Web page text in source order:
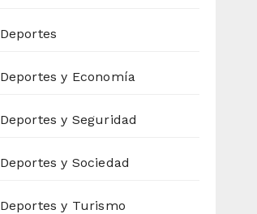
Deportes
Deportes y Economía
Deportes y Seguridad
Deportes y Sociedad
Deportes y Turismo